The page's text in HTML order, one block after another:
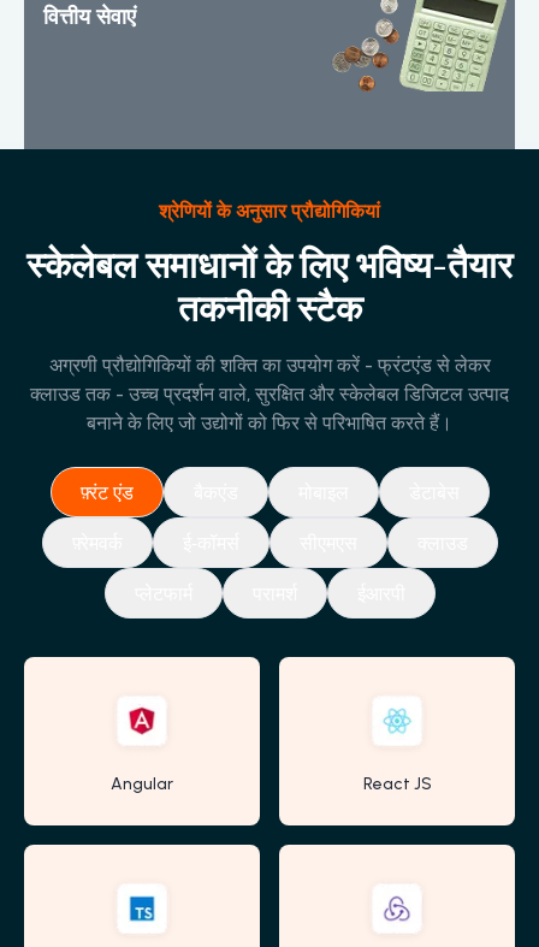
वित्तीय सेवाएं
श्रेणियों के अनुसार प्रौद्योगिकियां
स्केलेबल समाधानों के लिए भविष्य-तैयार
तकनीकी स्टैक
अग्रणी प्रौद्योगिकियों की शक्ति का उपयोग करें - फ्रंटएंड से लेकर
क्लाउड तक - उच्च प्रदर्शन वाले, सुरक्षित और स्केलेबल डिजिटल उत्पाद
बनाने के लिए जो उद्योगों को फिर से परिभाषित करते हैं।
फ़्रंट एंड
Angular React JS